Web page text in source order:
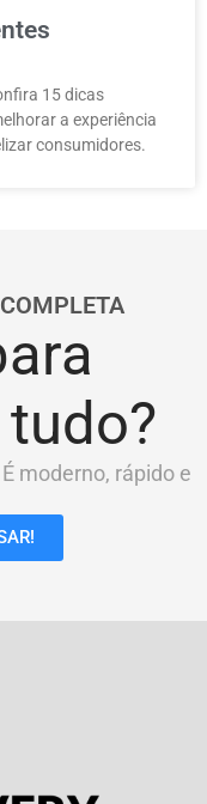
15 dicas
a experiência
consumidores.
moderno, rápido e